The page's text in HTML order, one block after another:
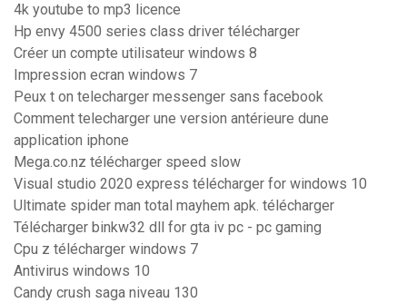
4k youtube to mp3 licence
Hp envy 4500 series class driver télécharger
Créer un compte utilisateur windows 8
Impression ecran windows 7
Peux t on telecharger messenger sans facebook
Comment telecharger une version antérieure dune
application iphone
Mega.co.nz télécharger speed slow
Visual studio 2020 express télécharger for windows 10
Ultimate spider man total mayhem apk. télécharger
Télécharger binkw32 dll for gta iv pc - pc gaming
Cpu z télécharger windows 7
Antivirus windows 10
Candy crush saga niveau 130